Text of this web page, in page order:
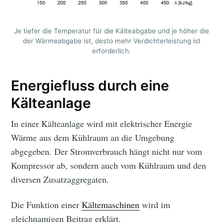
Je tiefer die Temperatur für die Kälteabgabe und je höher die
der Wärmeabgabe ist, desto mehr Verdichterleistung ist
erforderlich.
Energiefluss durch eine
Kälteanlage
In einer Kälteanlage wird mit elektrischer Energie
Wärme aus dem Kühlraum an die Umgebung
abgegeben. Der Stromverbrauch hängt nicht nur vom
Kompressor ab, sondern auch vom Kühlraum und den
diversen Zusatzaggregaten.
Die Funktion einerKältemaschinen wird im
gleichnamigen Beitrag erklärt.